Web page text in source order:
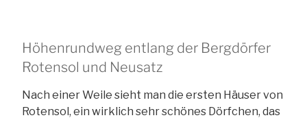
Höhenrundweg entlang der Bergdörfer
Rotensol und Neusatz
Nach einer Weile sieht man die ersten Häuser von
Rotensol, ein wirklich sehr schönes Dörfchen, das